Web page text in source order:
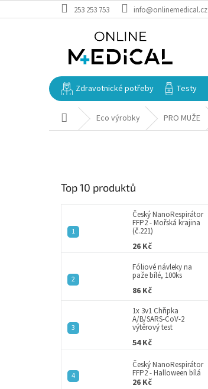
na
253 253 753 info@onlinemedical.cz
Zdravotnické potřeby Testy
Domů Eco výrobky PRO MUŽE
Top 10 produktů
Český NanoRespirátor
FFP2 - Mořská krajina
(č.221)
26 Kč
Fóliové návleky na
paže bílé, 100ks
86 Kč
1x 3v1 Chřipka
A/B/SARS-CoV-2
výtěrový test
54 Kč
Český NanoRespirátor
FFP2 - Halloween bílá
26 Kč